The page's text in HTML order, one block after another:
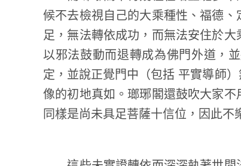
候不去檢視自己的大乘種性、福德
足，無法轉依成功，而無法安住於
以邪法鼓動而退轉成為佛門外道，
定，並說正覺門中（包括 平實導師
像的初地真如。瑯琊閣還鼓吹大家
同樣是尚未具足菩薩十信位，因此不